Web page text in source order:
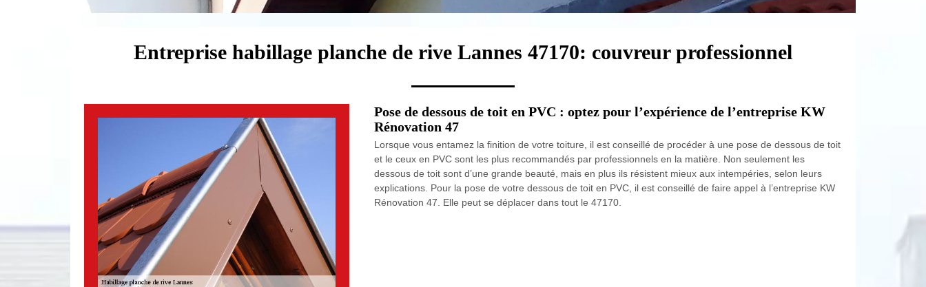
Entreprise habillage planche de rive Lannes 47170: couvreur professionnel
Pose de dessous de toit en PVC : optez pour l’expérience de l’entreprise KW
Rénovation 47
Lorsque vous entamez la finition de votre toiture, il est conseillé de procéder à une pose de dessous de toit
et le ceux en PVC sont les plus recommandés par professionnels en la matière. Non seulement les
dessous de toit sont d’une grande beauté, mais en plus ils résistent mieux aux intempéries, selon leurs
explications. Pour la pose de votre dessous de toit en PVC, il est conseillé de faire appel à l’entreprise KW
Rénovation 47. Elle peut se déplacer dans tout le 47170.